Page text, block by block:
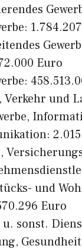
Euro
Verkehr und
und
Euro
sonst.